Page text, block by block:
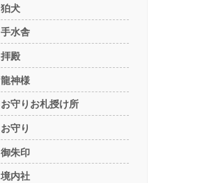
狛犬
手水舎
拝殿
龍神様
お守りお札授け所
お守り
御朱印
境内社